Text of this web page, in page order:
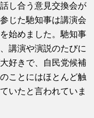
し合う意見交換会が
じた馳知事は講演会
始めました。馳知事
講演や演説のたびに
好きで、自民党候補
ことにはほとんど触
いたと言われていま